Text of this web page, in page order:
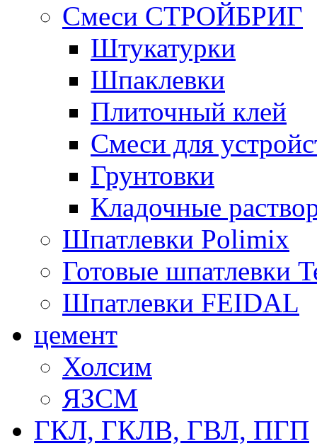
Смеси СТРОЙБРИГ
Штукатурки
Шпаклевки
Плиточный клей
Смеси для
Грунтовки
Кладочные
Шпатлевки Polimix
Готовые шпатлевки
Шпатлевки FEIDAL
цемент
Холсим
ЯЗCМ
ГКЛ, ГКЛВ, ГВЛ, ПГП